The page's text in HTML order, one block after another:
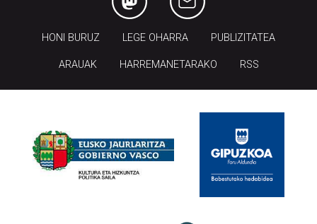
HONI BURUZ LEGE OHARRA PUBLIZITATEA
ARAUAK HARREMANETARAKO RSS